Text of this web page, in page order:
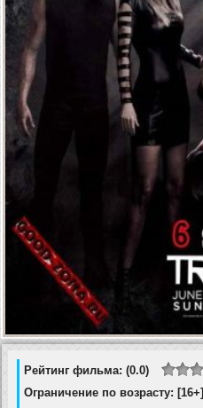
Рейтинг фильма: (0.0)
Ограничение по возрасту: [16+]